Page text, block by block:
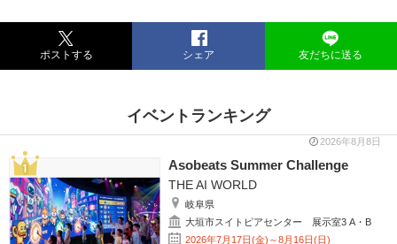
ポストする シェア 友だちに送る
イベントランキング
2026年8月8日
Asobeats Summer Challenge
THE AI WORLD
岐阜県
大垣市スイトピアセンター 展示室3 A・B
2026年7月17日(金)～8月16日(日)